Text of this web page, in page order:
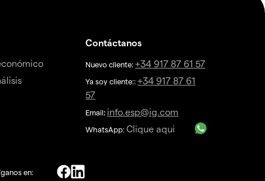
Contáctanos
Nuevo cliente:+34 917 87 61 57
Ya soy cliente::+34 917 87 61
57
Email: info.esp@ig.com
WhatsApp:Clique aqui
en: